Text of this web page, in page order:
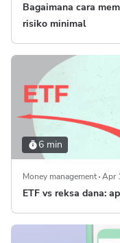
Bagaimana cara
risiko minimal
6 min
Money management Apr
ETF vs reksa dana: